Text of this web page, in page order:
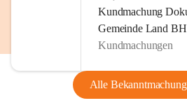
Kundmachung
Gemeinde Land BH
Kundmachungen
Alle